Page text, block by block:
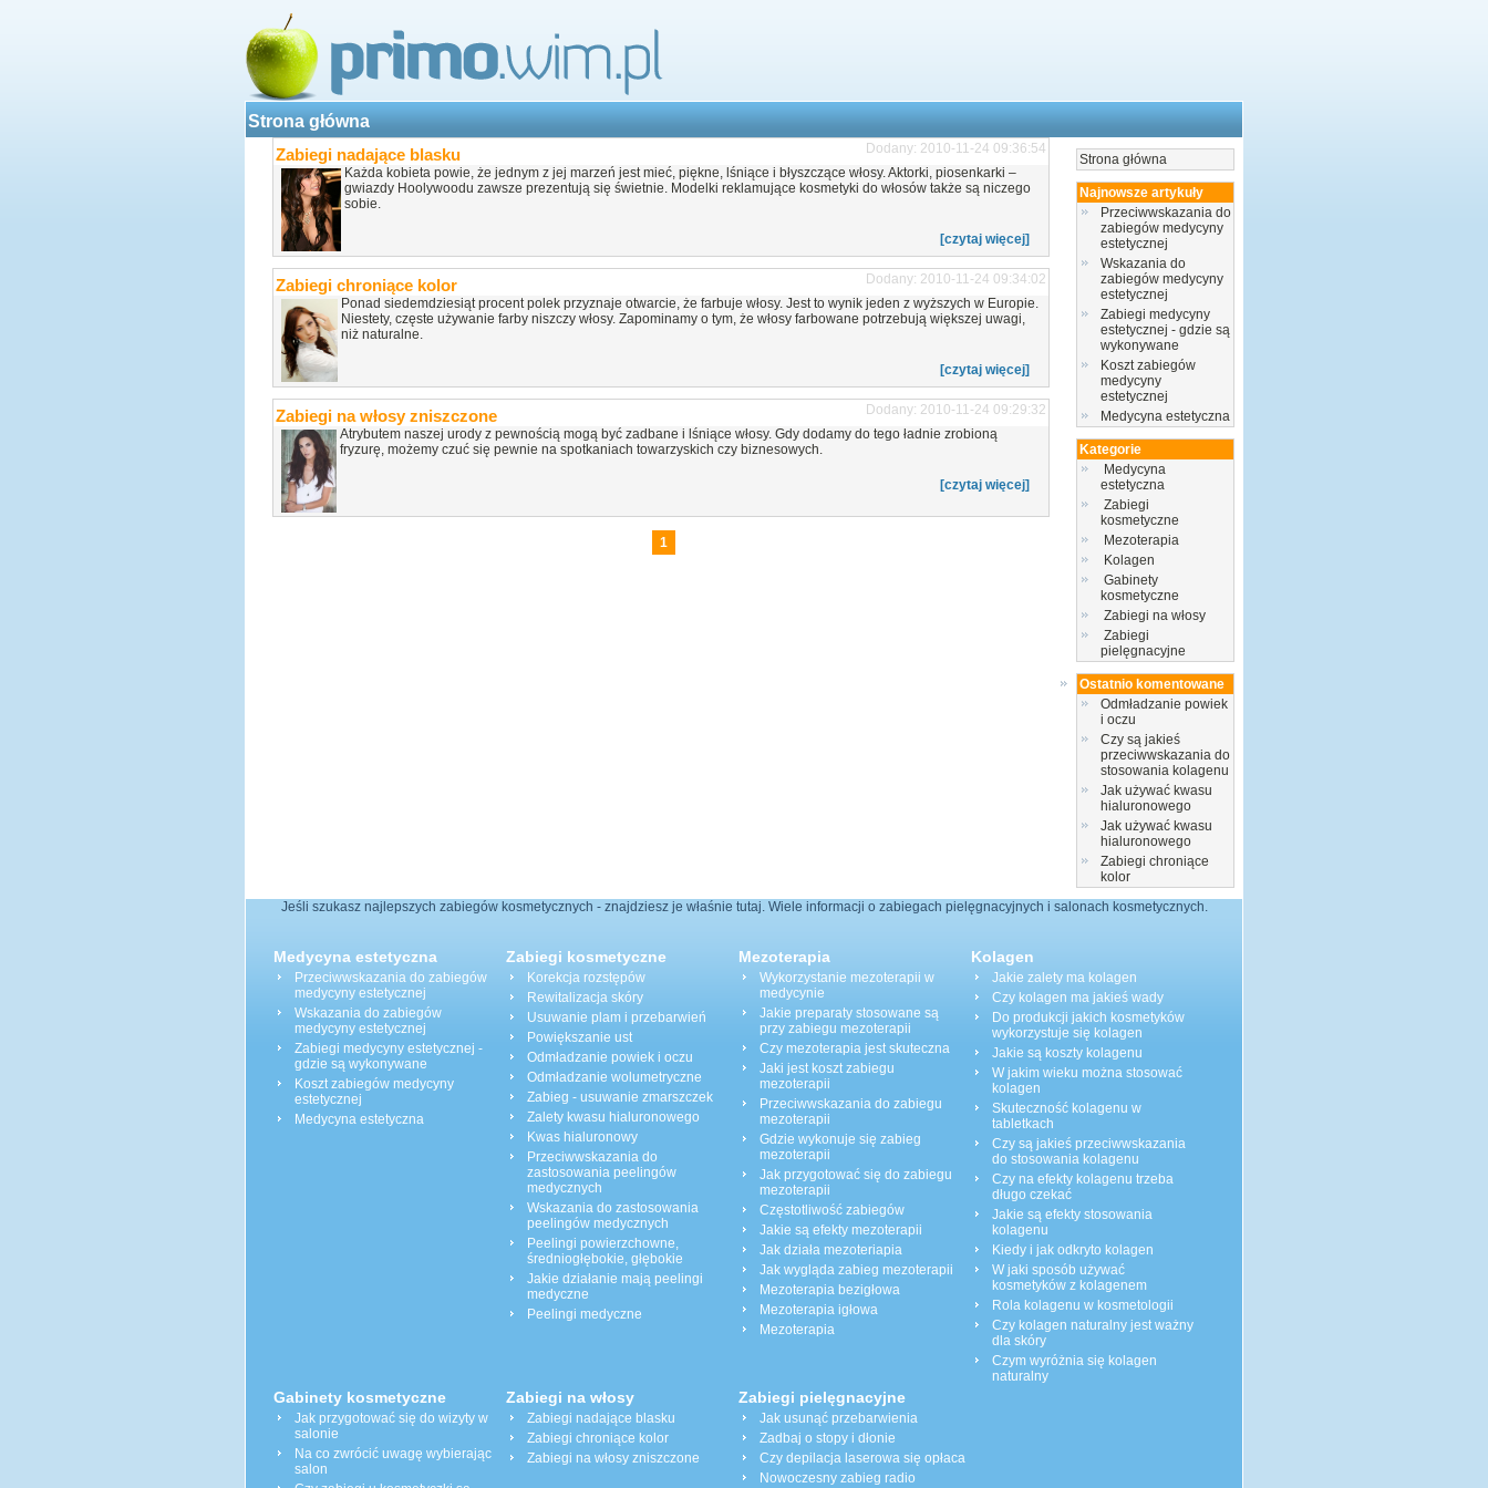
Strona główna
Strona główna
Najnowsze artykuły
Przeciwwskazania do
zabiegów medycyny
estetycznej
Wskazania do
zabiegów medycyny
estetycznej
Zabiegi medycyny
estetycznej - gdzie są
wykonywane
Koszt zabiegów
medycyny
estetycznej
Medycyna estetyczna
Kategorie
Medycyna
estetyczna
Zabiegi
kosmetyczne
Mezoterapia
Kolagen
Gabinety
kosmetyczne
Zabiegi na włosy
Zabiegi
pielęgnacyjne
Ostatnio komentowane
Odmładzanie powiek
i oczu
Czy są jakieś
przeciwwskazania do
stosowania kolagenu
Jak używać kwasu
hialuronowego
Jak używać kwasu
hialuronowego
Zabiegi chroniące
kolor
Zabiegi nadające blasku
Dodany: 2010-11-24 09:36:54
Każda kobieta powie, że jednym z jej marzeń jest mieć, piękne, lśniące i błyszczące włosy. Aktorki, piosenkarki –
gwiazdy Hoolywoodu zawsze prezentują się świetnie. Modelki reklamujące kosmetyki do włosów także są niczego
sobie.
[czytaj więcej]
Zabiegi chroniące kolor
Dodany: 2010-11-24 09:34:02
Ponad siedemdziesiąt procent polek przyznaje otwarcie, że farbuje włosy. Jest to wynik jeden z wyższych w Europie.
Niestety, częste używanie farby niszczy włosy. Zapominamy o tym, że włosy farbowane potrzebują większej uwagi,
niż naturalne.
[czytaj więcej]
Zabiegi na włosy zniszczone
Dodany: 2010-11-24 09:29:32
Atrybutem naszej urody z pewnością mogą być zadbane i lśniące włosy. Gdy dodamy do tego ładnie zrobioną
fryzurę, możemy czuć się pewnie na spotkaniach towarzyskich czy biznesowych.
[czytaj więcej]
1
Jeśli szukasz najlepszych zabiegów kosmetycznych - znajdziesz je właśnie tutaj. Wiele informacji o zabiegach pielęgnacyjnych i salonach kosmetycznych.
Medycyna estetyczna
Przeciwwskazania do zabiegów
medycyny estetycznej
Wskazania do zabiegów
medycyny estetycznej
Zabiegi medycyny estetycznej -
gdzie są wykonywane
Koszt zabiegów medycyny
estetycznej
Medycyna estetyczna
Zabiegi kosmetyczne
Korekcja rozstępów
Rewitalizacja skóry
Usuwanie plam i przebarwień
Powiększanie ust
Odmładzanie powiek i oczu
Odmładzanie wolumetryczne
Zabieg - usuwanie zmarszczek
Zalety kwasu hialuronowego
Kwas hialuronowy
Przeciwwskazania do
zastosowania peelingów
medycznych
Wskazania do zastosowania
peelingów medycznych
Peelingi powierzchowne,
średniogłębokie, głębokie
Jakie działanie mają peelingi
medyczne
Peelingi medyczne
Mezoterapia
Wykorzystanie mezoterapii w
medycynie
Jakie preparaty stosowane są
przy zabiegu mezoterapii
Czy mezoterapia jest skuteczna
Jaki jest koszt zabiegu
mezoterapii
Przeciwwskazania do zabiegu
mezoterapii
Gdzie wykonuje się zabieg
mezoterapii
Jak przygotować się do zabiegu
mezoterapii
Częstotliwość zabiegów
Jakie są efekty mezoterapii
Jak działa mezoteriapia
Jak wygląda zabieg mezoterapii
Mezoterapia bezigłowa
Mezoterapia igłowa
Mezoterapia
Kolagen
Jakie zalety ma kolagen
Czy kolagen ma jakieś wady
Do produkcji jakich kosmetyków
wykorzystuje się kolagen
Jakie są koszty kolagenu
W jakim wieku można stosować
kolagen
Skuteczność kolagenu w
tabletkach
Czy są jakieś przeciwwskazania
do stosowania kolagenu
Czy na efekty kolagenu trzeba
długo czekać
Jakie są efekty stosowania
kolagenu
Kiedy i jak odkryto kolagen
W jaki sposób używać
kosmetyków z kolagenem
Rola kolagenu w kosmetologii
Czy kolagen naturalny jest ważny
dla skóry
Czym wyróżnia się kolagen
naturalny
Gabinety kosmetyczne
Jak przygotować się do wizyty w
salonie
Na co zwrócić uwagę wybierając
salon
Zabiegi na włosy
Zabiegi nadające blasku
Zabiegi chroniące kolor
Zabiegi na włosy zniszczone
Zabiegi pielęgnacyjne
Jak usunąć przebarwienia
Zadbaj o stopy i dłonie
Czy depilacja laserowa się opłaca
Nowoczesny zabieg radio